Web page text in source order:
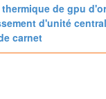
de gpu
d'unité
carnet